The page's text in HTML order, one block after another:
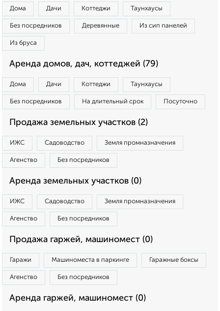
Дома Дачи Коттеджи Таунхаусы
Без посредников Деревянные Из сип панелей
Из бруса
Аренда домов, дач, коттеджей (79)
Дома Дачи Коттеджи Таунхаусы
Без посредников На длительный срок Посуточно
Продажа земельных участков (2)
ИЖС Садоводство Земля промназначения
Агенство Без посредников
Аренда земельных участков (0)
ИЖС Садоводство Земля промназначения
Агенство Без посредников
Продажа гаржей, машиномест (0)
Гаражи Машиноместа в паркинге Гаражные боксы
Агенство Без посредников
Аренда гаржей, машиномест (0)